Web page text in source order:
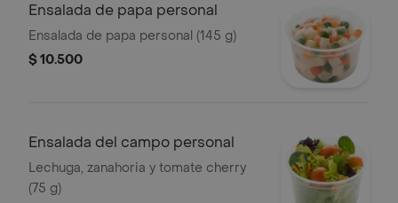
Ensalada de papa personal
Ensalada de papa personal (145 g)
$ 10.500
Ensalada del campo personal
Lechuga, zanahoria y tomate cherry
(75 g)